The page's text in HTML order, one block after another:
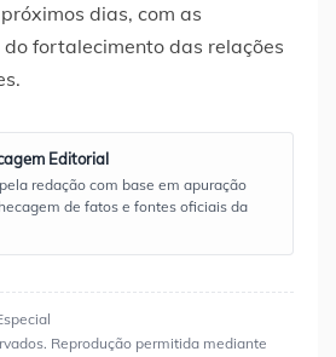
dias, com as
fortalecimento das relações
Editorial
redação com base em apuração
de fatos e fontes oficiais da
Reprodução permitida mediante